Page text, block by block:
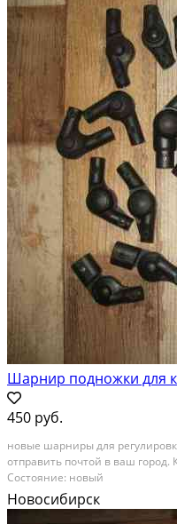
Шарнир подножки для
450 руб.
новые шарниры для
отправить почтой в ваш город.
Состояние: новый
Новосибирск